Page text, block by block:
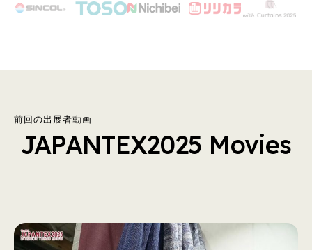
前回の出展者動画
JAPANTEX2025 Movies